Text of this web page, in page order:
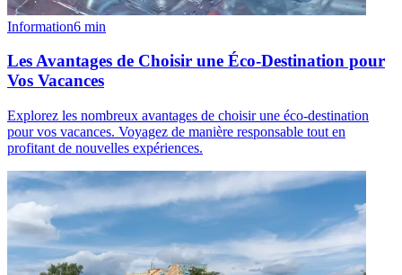
Information6 min
Les Avantages de Choisir une Éco-Destination pour
Vos Vacances
Explorez les nombreux avantages de choisir une éco-destination
pour vos vacances. Voyagez de manière responsable tout en
profitant de nouvelles expériences.